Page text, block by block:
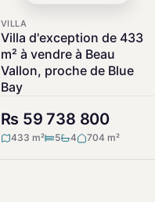
VILLA
Villa d'exception de 433
m² à vendre à Beau
Vallon, proche de Blue
Bay
Rs 59 738 800
433 m² 5 4 704 m²